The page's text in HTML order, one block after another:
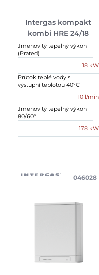
Intergas kompakt
kombi HRE 24/18
Jmenovitý tepelný výkon
(Prated)
18 kW
Průtok teplé vody s
výstupní teplotou 40°C
10 l/min
Jmenovitý tepelný výkon
80/60°
17.8 kW
046028